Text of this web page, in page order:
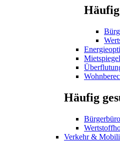
Mietspiegel
Häufig
Bürgerbüro
Verkehr &